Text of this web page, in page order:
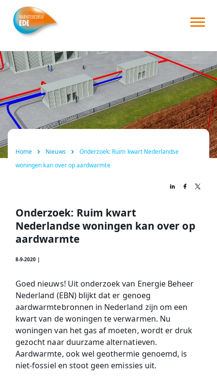
Home
Over ons
Consument
Zakelijk
FAQ
Home Nieuws
Onderzoek: Ruim kwart Nederlandse
woningen kan over op aardwarmte
Onderzoek: Ruim kwart
Nederlandse woningen kan over op
aardwarmte
8-9-2020 |
Goed nieuws! Uit onderzoek van Energie Beheer
Nederland (EBN) blijkt dat er genoeg
aardwarmtebronnen in Nederland zijn om een
kwart van de woningen te verwarmen. Nu
woningen van het gas af moeten, wordt er druk
gezocht naar duurzame alternatieven.
Aardwarmte, ook wel geothermie genoemd, is
niet-fossiel en stoot geen emissies uit.